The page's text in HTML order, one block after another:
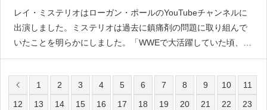
レイ・ミステリオはローガン・ポールのYouTubeチャンネルに
出演しました。ミステリオは過去に鎮痛剤の問題に取り組んで
いたことを明らかにしました。「WWEで大活躍していた頃、何
度も手術をしてから、とても長い間鎮痛剤にハマってしまっ
1
2 3 4 5 6 7 8 9 10
11
12
13 14 15 16 17 18 19 20 21 22
23